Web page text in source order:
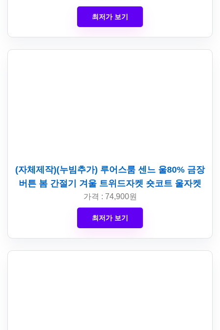
최저가 보기
(자체제작)(누빔추가) 루어스룸 센느 울80% 금장
버튼 봄 간절기 겨울 트위드자켓 숏코트 울자켓
가격 : 74,900원
최저가 보기